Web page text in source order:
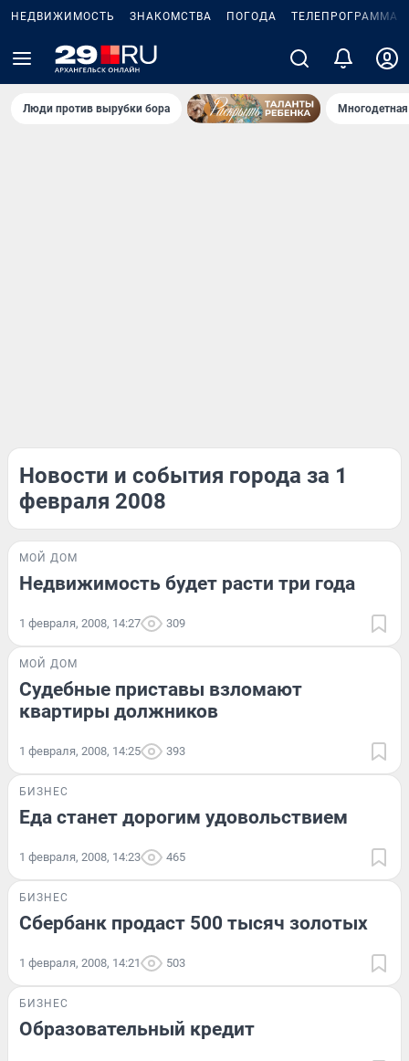
НЕДВИЖИМОСТЬ ЗНАКОМСТВА ПОГОДА ТЕЛЕПРОГРАММА
Люди против вырубки бора
Новости и события города за 1
февраля 2008
МОЙ ДОМ
Недвижимость будет расти три года
1 февраля, 2008, 14:27 309
МОЙ ДОМ
Судебные приставы взломают
квартиры должников
1 февраля, 2008, 14:25 393
БИЗНЕС
Еда станет дорогим удовольствием
1 февраля, 2008, 14:23 465
БИЗНЕС
Сбербанк продаст 500 тысяч золотых
1 февраля, 2008, 14:21 503
БИЗНЕС
Образовательный кредит